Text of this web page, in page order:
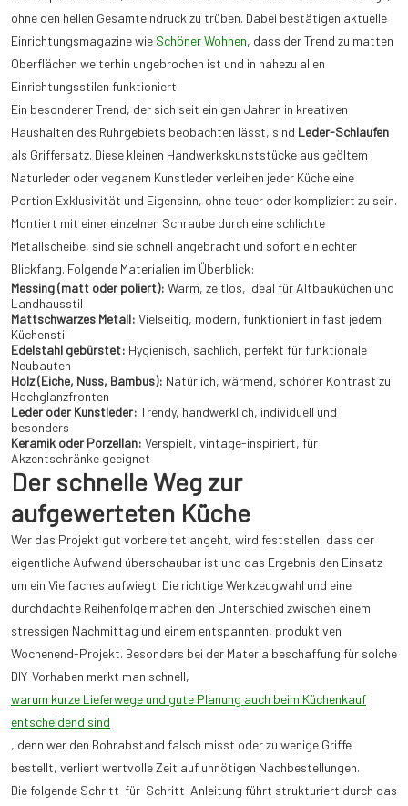
ohne den hellen Gesamteindruck zu trüben. Dabei bestätigen aktuelle
Einrichtungsmagazine wie Schöner Wohnen, dass der Trend zu matten
Oberflächen weiterhin ungebrochen ist und in nahezu allen
Einrichtungsstilen funktioniert.
Ein besonderer Trend, der sich seit einigen Jahren in kreativen
Haushalten des Ruhrgebiets beobachten lässt, sind Leder-Schlaufen
als Griffersatz. Diese kleinen Handwerkskunststücke aus geöltem
Naturleder oder veganem Kunstleder verleihen jeder Küche eine
Portion Exklusivität und Eigensinn, ohne teuer oder kompliziert zu sein.
Montiert mit einer einzelnen Schraube durch eine schlichte
Metallscheibe, sind sie schnell angebracht und sofort ein echter
Blickfang. Folgende Materialien im Überblick:
Messing (matt oder poliert): Warm, zeitlos, ideal für Altbauküchen und
Landhausstil
Mattschwarzes Metall: Vielseitig, modern, funktioniert in fast jedem
Küchenstil
Edelstahl gebürstet: Hygienisch, sachlich, perfekt für funktionale
Neubauten
Holz (Eiche, Nuss, Bambus): Natürlich, wärmend, schöner Kontrast zu
Hochglanzfronten
Leder oder Kunstleder: Trendy, handwerklich, individuell und
besonders
Keramik oder Porzellan: Verspielt, vintage-inspiriert, für
Akzentschränke geeignet
Der schnelle Weg zur
aufgewerteten Küche
Wer das Projekt gut vorbereitet angeht, wird feststellen, dass der
eigentliche Aufwand überschaubar ist und das Ergebnis den Einsatz
um ein Vielfaches aufwiegt. Die richtige Werkzeugwahl und eine
durchdachte Reihenfolge machen den Unterschied zwischen einem
stressigen Nachmittag und einem entspannten, produktiven
Wochenend-Projekt. Besonders bei der Materialbeschaffung für solche
DIY-Vorhaben merkt man schnell,
warum kurze Lieferwege und gute Planung auch beim Küchenkauf
entscheidend sind
, denn wer den Bohrabstand falsch misst oder zu wenige Griffe
bestellt, verliert wertvolle Zeit auf unnötigen Nachbestellungen.
Die folgende Schritt-für-Schritt-Anleitung führt strukturiert durch das